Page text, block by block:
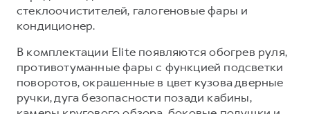
стеклоочистителей, галогеновые фары и
кондиционер.
В комплектации Elite появляются обогрев руля,
противотуманные фары с функцией подсветки
поворотов, окрашенные в цвет кузова дверные
ручки, дуга безопасности позади кабины,